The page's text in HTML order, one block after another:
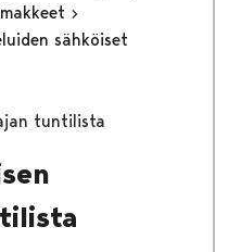
sähköiset
tuntilista